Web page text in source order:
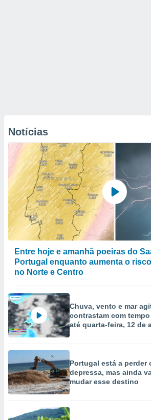
Notícias
Entre hoje e amanhã poeiras do
Portugal enquanto aumenta o
no Norte e Centro
Chuva, vento e mar
contrastam com
até quarta-feira, 12 de
Portugal está a perder
depressa, mas ainda
mudar esse destino